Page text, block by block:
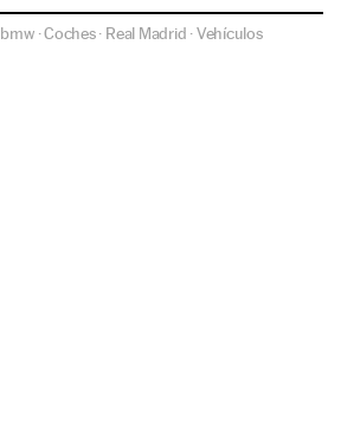
bmw·Coches· Real Madrid ·Vehículos